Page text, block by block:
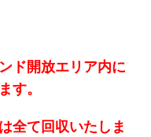
ド開放エリア内に
す。
全て回収いたしま